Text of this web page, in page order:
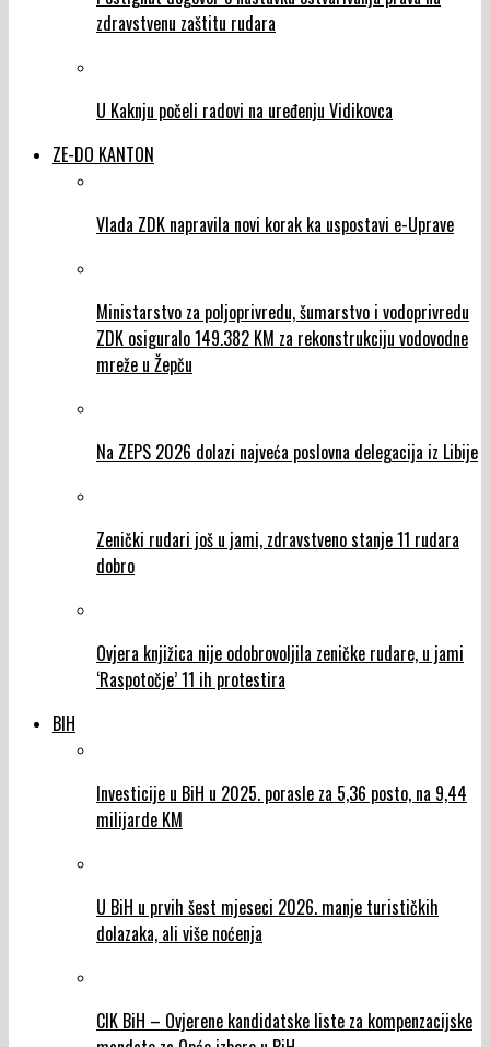
zdravstvenu zaštitu rudara
U Kaknju počeli radovi na uređenju Vidikovca
ZE-DO KANTON
Vlada ZDK napravila novi korak ka uspostavi e-Uprave
Ministarstvo za poljoprivredu, šumarstvo i vodoprivredu
ZDK osiguralo 149.382 KM za rekonstrukciju vodovodne
mreže u Žepču
Na ZEPS 2026 dolazi najveća poslovna delegacija iz Libije
Zenički rudari još u jami, zdravstveno stanje 11 rudara
dobro
Ovjera knjižica nije odobrovoljila zeničke rudare, u jami
‘Raspotočje’ 11 ih protestira
BIH
Investicije u BiH u 2025. porasle za 5,36 posto, na 9,44
milijarde KM
U BiH u prvih šest mjeseci 2026. manje turističkih
dolazaka, ali više noćenja
CIK BiH – Ovjerene kandidatske liste za kompenzacijske